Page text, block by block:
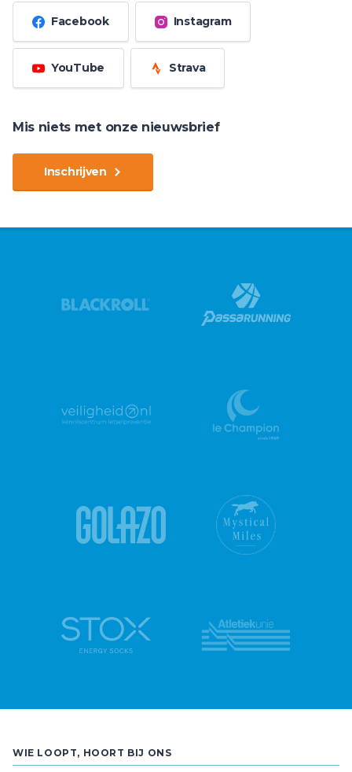
Facebook Instagram
YouTube Strava
Mis niets met onze nieuwsbrief
Inschrijven
WIE LOOPT, HOORT BIJ ONS